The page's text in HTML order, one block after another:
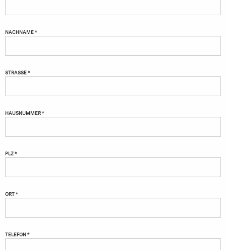
NACHNAME *
STRASSE *
HAUSNUMMER *
PLZ *
ORT *
TELEFON *